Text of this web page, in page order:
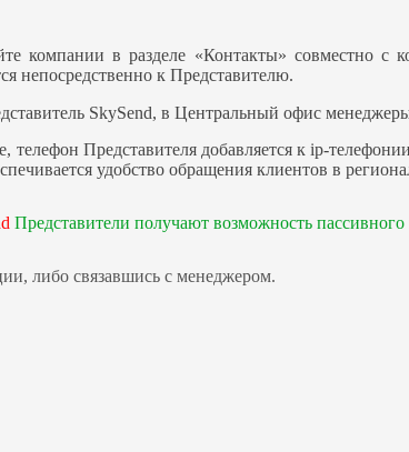
компании в разделе «Контакты» совместно с
непосредственно к Представителю.
SkySend, в Центральный офис
Представителя добавляется к ip-
удобство обращения клиентов в
Представители получают возможность
либо связавшись с менеджером.